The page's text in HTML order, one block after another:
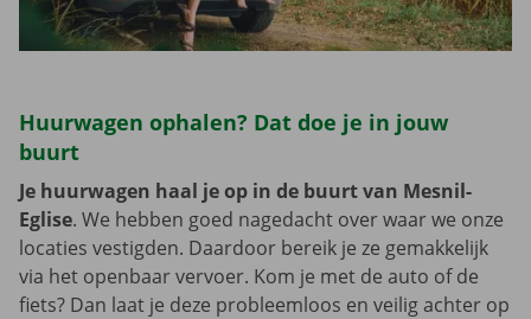
Huurwagen ophalen? Dat doe je in jouw
buurt
Je huurwagen haal je op in de buurt van Mesnil-
Eglise. We hebben goed nagedacht over waar we onze
locaties vestigden. Daardoor bereik je ze gemakkelijk
via het openbaar vervoer. Kom je met de auto of de
fiets? Dan laat je deze probleemloos en veilig achter op